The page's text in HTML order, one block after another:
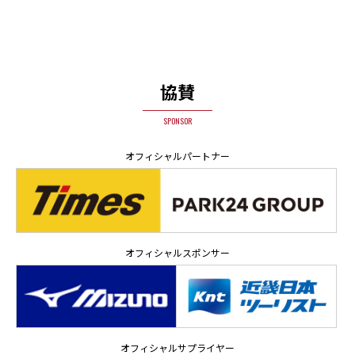
協賛
SPONSOR
オフィシャルパートナー
オフィシャルスポンサー
オフィシャルサプライヤー